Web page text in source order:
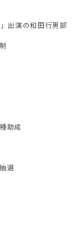
出演の和田行男部
助成
選